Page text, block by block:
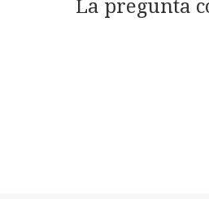
La pregunta